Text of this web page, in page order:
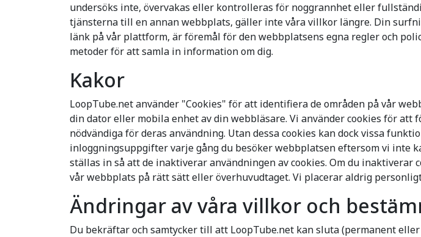
undersöks inte, övervakas eller kontrolleras för noggrannhet eller
tjänsterna till en annan webbplats, gäller inte våra villkor längre. Din
länk på vår plattform, är föremål för den webbplatsens egna regler och
metoder för att samla in information om dig.
Kakor
LoopTube.net använder "Cookies" för att identifiera de områden på vår
din dator eller mobila enhet av din webbläsare. Vi använder cookies för
nödvändiga för deras användning. Utan dessa cookies kan dock vissa
inloggningsuppgifter varje gång du besöker webbplatsen eftersom vi inte
ställas in så att de inaktiverar användningen av cookies. Om du
vår webbplats på rätt sätt eller överhuvudtaget. Vi placerar aldrig
Ändringar av våra villkor och
Du bekräftar och samtycker till att LoopTube.net kan sluta (permanent